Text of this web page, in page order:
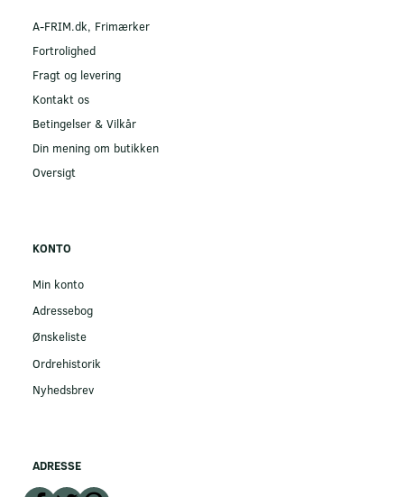
A-FRIM.dk, Frimærker
Fortrolighed
Fragt og levering
Kontakt os
Betingelser & Vilkår
Din mening om butikken
Oversigt
KONTO
Min konto
Adressebog
Ønskeliste
Ordrehistorik
Nyhedsbrev
ADRESSE